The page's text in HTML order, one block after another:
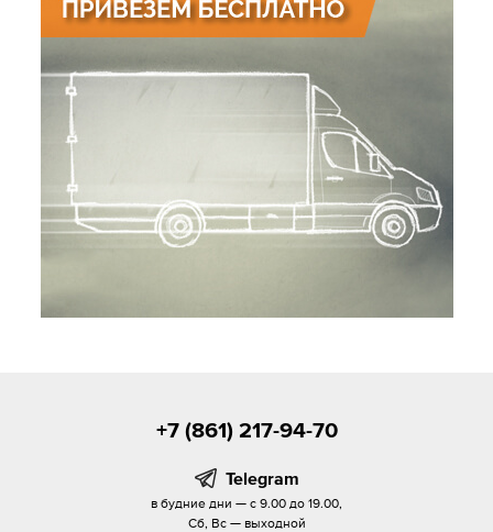
+7 (861) 217-94-70
Telegram
в будние дни — с 9.00 до 19.00,
Сб, Вс — выходной